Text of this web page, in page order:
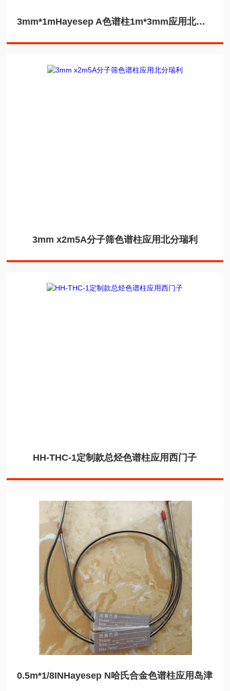
3mm*1mHayesep A色谱柱1m*3mm应用北分瑞利
3mm x2m5A分子筛色谱柱应用北分瑞利
HH-THC-1定制款总烃色谱柱应用西门子
0.5m*1/8INHayesep N哈氏合金色谱柱应用岛津